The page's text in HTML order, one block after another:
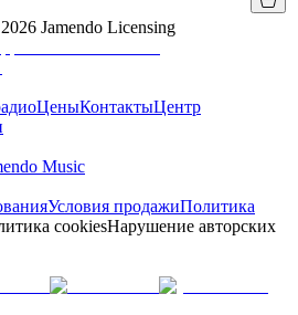
2026 Jamendo Licensing
ЦеныКонтактыЦентр
Music
Условия продажиПолитика
cookiesНарушение авторских